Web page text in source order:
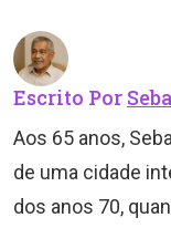
Escrito Por
Aos 65 anos,
de uma cidade
dos anos 70,